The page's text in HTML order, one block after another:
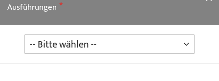
Ausführungen